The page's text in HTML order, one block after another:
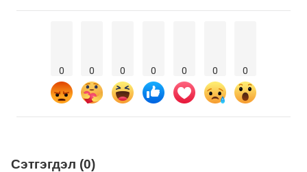
0 0 0 0 0 0 0
Сэтгэгдэл (0)